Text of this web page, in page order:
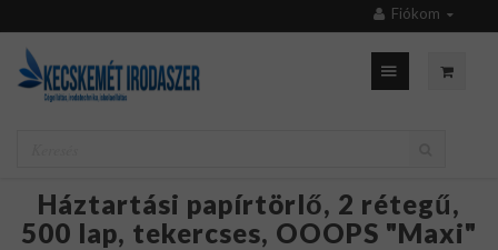
Fiókom
Háztartási papírtörlő, 2 rétegű,
500 lap, tekercses, OOOPS "Maxi"